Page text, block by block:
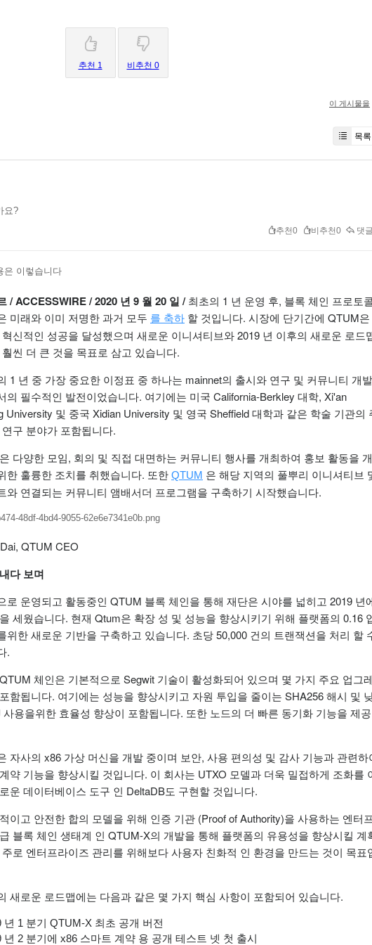
추천 1 비추천 0
이 게시물을
목록
요?
추천0 비추천0 댓글
은 이렇습니다
/ ACCESSWIRE / 2020 년 9 월 20 일 /최초의 1 년 운영 후, 블록 체인 프로토
미래와 이미 저명한 과거 모두 를 축하 할 것입니다. 시장에 단기간에 QTUM은
신적인 성공을 달성했으며 새로운 이니셔티브와 2019 년 이후의 새로운 로드
씬 더 큰 것을 목표로 삼고 있습니다.
1 년 중 가장 중요한 이정표 중 하나는 mainnet의 출시와 연구 및 커뮤니티 개발
의 필수적인 발전이었습니다. 여기에는 미국 California-Berkley 대학, Xi'an
University 및 중국 Xidian University 및 영국 Sheffield 대학과 같은 학술 기관의
구 분야가 포함됩니다.
다양한 모임, 회의 및 직접 대면하는 커뮤니티 행사를 개최하여 홍보 활동을 개
한 훌륭한 조치를 취했습니다. 또한 QTUM 은 해당 지역의 풀뿌리 이니셔티브
와 연결되는 커뮤니티 앰배서더 프로그램을 구축하기 시작했습니다.
QTUM CEO
다 보며
로 운영되고 활동중인 QTUM 블록 체인을 통해 재단은 시야를 넓히고 2019 년
세웠습니다. 현재 Qtum은 확장 성 및 성능을 향상시키기 위해 플랫폼의 0.16
위한 새로운 기반을 구축하고 있습니다. 초당 50,000 건의 트랜잭션을 처리 할
.
체인은 기본적으로 Segwit 기술이 활성화되어 있으며 몇 가지 주요 업그레
함됩니다. 여기에는 성능을 향상시키고 자원 투입을 줄이는 SHA256 해시 및
사용을위한 효율성 향상이 포함됩니다. 또한 노드의 더 빠른 동기화 기능을 제공
자사의 x86 가상 머신을 개발 중이며 보안, 사용 편의성 및 감사 기능과 관련하
약 기능을 향상시킬 것입니다. 이 회사는 UTXO 모델과 더욱 밀접하게 조화를
운 데이터베이스 도구 인 DeltaDB도 구현할 것입니다.
이고 안전한 합의 모델을 위해 인증 기관 (Proof of Authority)을 사용하는 엔터프
블록 체인 생태계 인 QTUM-X의 개발을 통해 플랫폼의 유용성을 향상시킬 계
주로 엔터프라이즈 관리를 위해보다 사용자 친화적 인 환경을 만드는 것이 목표
새로운 로드맵에는 다음과 같은 몇 가지 핵심 사항이 포함되어 있습니다.
년 1 분기 QTUM-X 최초 공개 버전
년 2 분기에 x86 스마트 계약 용 공개 테스트 넷 첫 출시